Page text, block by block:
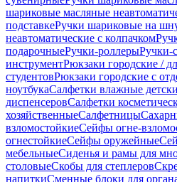
шариковые масляные
подставкеРучки шариковые на
неавтоматические с колпачком
подарочныеРучки-роллерыРучки-
инструментРюкзаки городские /
студентовРюкзаки городские с
ноутбукаСалфетки влажные
диспенсеровСалфетки
хозяйственныеСалфетницы
взломостойкиеСейфы огне-
огнестойкиеСейфы оружейные
мебельныеСиденья и рамы для
столовыеСкобы для степлеров
напиткиСменные блоки для